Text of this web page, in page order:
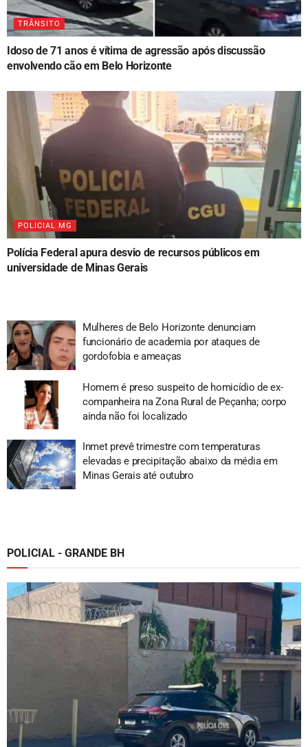
TRÂNSITO
Idoso de 71 anos é vítima de agressão após discussão
envolvendo cão em Belo Horizonte
POLICIAL MG
Polícia Federal apura desvio de recursos públicos em
universidade de Minas Gerais
Mulheres de Belo Horizonte denunciam
funcionário de academia por ataques de
gordofobia e ameaças
Homem é preso suspeito de homicídio de ex-
companheira na Zona Rural de Peçanha; corpo
ainda não foi localizado
Inmet prevê trimestre com temperaturas
elevadas e precipitação abaixo da média em
Minas Gerais até outubro
POLICIAL - GRANDE BH